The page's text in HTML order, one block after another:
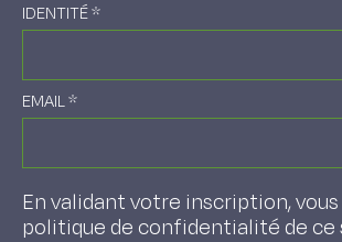
IDENTITÉ*
EMAIL*
En validant votre inscription,
politique de confidentialité de ce